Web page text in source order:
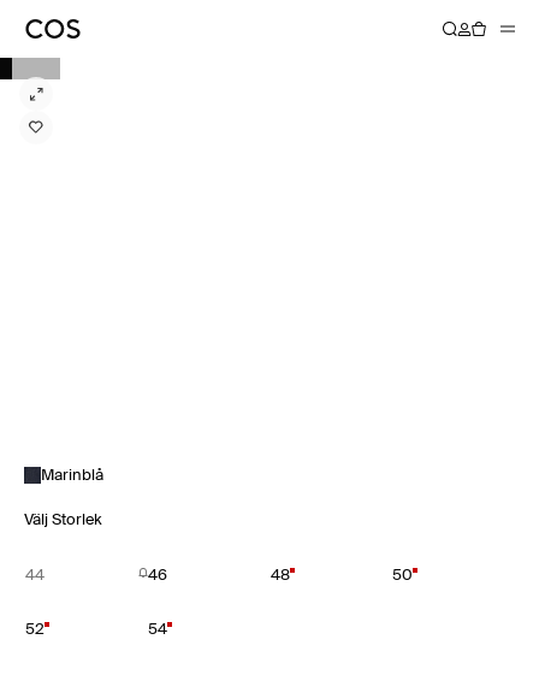
Marinblå
Välj Storlek
44 46 48 50
52 54